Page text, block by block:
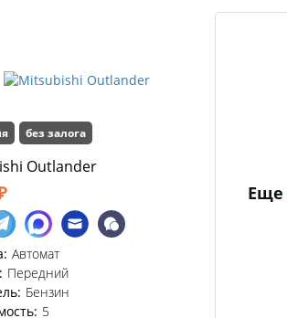
без залога
Outlander
Автомат
Передний
Бензин
5
Еще